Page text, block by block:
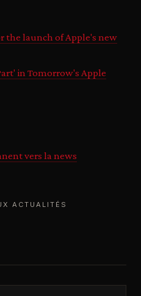
the launch of Apple's new
in Tomorrow's Apple
vers la news
ACTUALITÉS